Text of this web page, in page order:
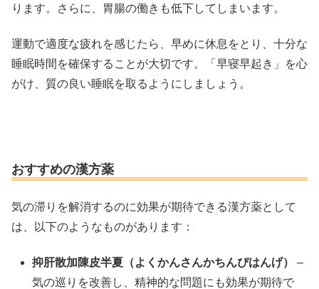
ります。さらに、胃腸の働きも低下してしまいます。
運動で適度な疲れを感じたら、早めに休息をとり、十分な
睡眠時間を確保することが大切です。「早寝早起き」を心
がけ、質の良い睡眠を取るようにしましょう。
おすすめの漢方薬
気の滞りを解消するのに効果が期待できる漢方薬として
は、以下のようなものがあります：
抑肝散加陳皮半夏（よくかんさんかちんぴはんげ）
–
気の巡りを改善し、精神的な問題にも効果が期待で